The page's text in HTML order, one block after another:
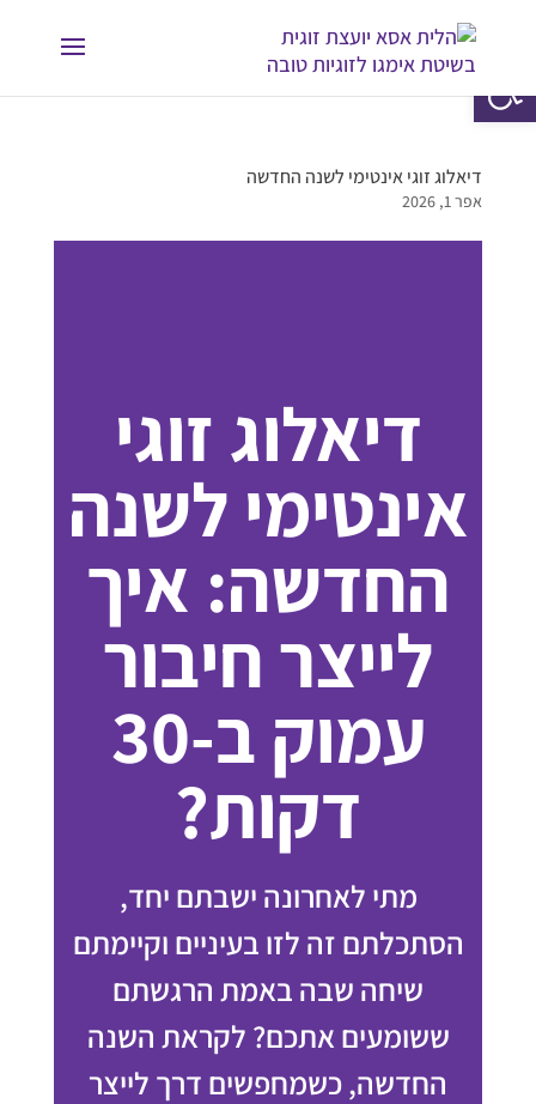
דיאלוג זוגי אינטימי לשנה החדשה
אפר 1, 2026
דיאלוג זוגי
אינטימי לשנה
החדשה: איך
לייצר חיבור
עמוק ב-30
דקות?
מתי לאחרונה ישבתם יחד,
הסתכלתם זה לזו בעיניים וקיימתם
שיחה שבה באמת הרגשתם
ששומעים אתכם? לקראת השנה
החדשה, כשמחפשים דרך לייצר
פתח סרגל נגישות